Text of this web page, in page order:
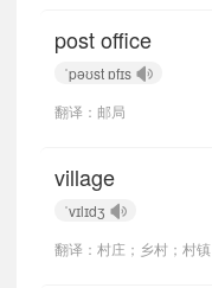
post office
ˈpəʊst ɒfɪs
翻译：邮局
village
ˈvɪlɪdʒ
翻译：村庄；乡村；村镇